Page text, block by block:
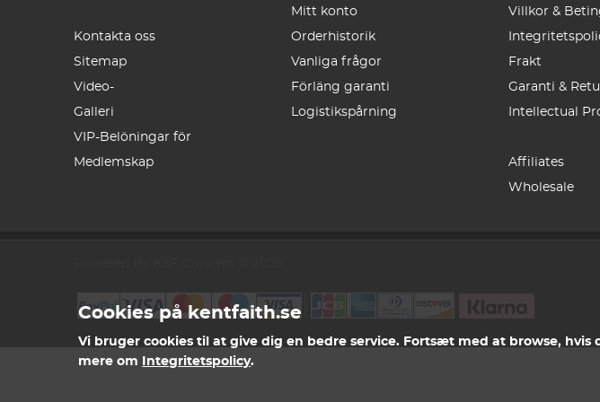
Kontakta oss
Sitemap
Video-
Galleri
VIP-Belöningar för
Medlemskap
Mitt konto
Orderhistorik
Vanliga frågor
Förläng garanti
Logistikspårning
Villkor &
Frakt
Garanti &
Intellectual
Affiliates
Wholesale
Cookies på kentfaith.se
Vi bruger cookies til at give dig en bedre service. Fortsæt med at browse,
mere om
Integritetspolicy.